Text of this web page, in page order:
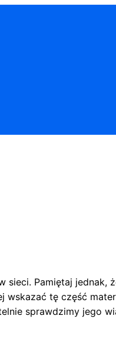
sieci. Pamiętaj jednak,
wskazać tę część
sprawdzimy jego